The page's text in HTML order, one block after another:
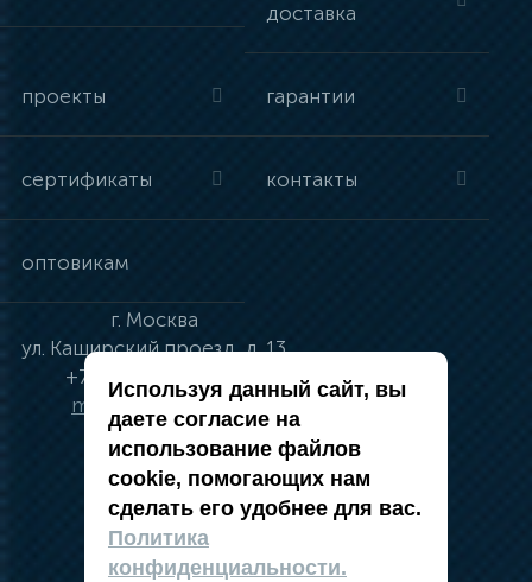
доставка
проекты гарантии
сертификаты контакты
оптовикам
г. Москва
ул. Каширский проезд, д. 13
+7 (495) 134-41-83
moskva@vincci.ru
политика в отношении обработки
персональных данных
публичная оферта
Используя данный сайт, вы
даете согласие на
использование файлов
cookie, помогающих нам
сделать его удобнее для вас.
Политика
конфиденциальности.